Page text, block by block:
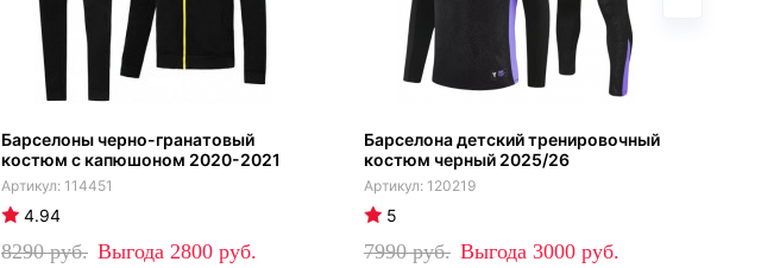
Барселоны черно-гранатовый
костюм с капюшоном 2020-2021
114451
4.94
8290 2800
Барселона детский тренировочный
костюм черный 2025/26
120219
5
7990 3000